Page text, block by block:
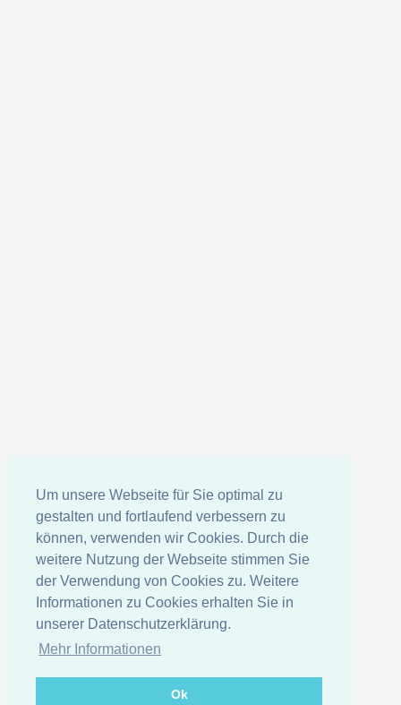
Um unsere Webseite für Sie optimal zu
gestalten und fortlaufend verbessern zu
können, verwenden wir Cookies. Durch die
weitere Nutzung der Webseite stimmen Sie
der Verwendung von Cookies zu. Weitere
Informationen zu Cookies erhalten Sie in
unserer Datenschutzerklärung.
Mehr Informationen
Ok